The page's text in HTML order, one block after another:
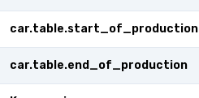
car.table.start_of_production
car.table.end_of_production